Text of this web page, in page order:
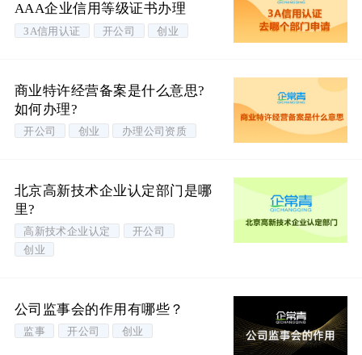
AAA企业信用等级证书办理
3A信用认证 开公司 创业
商业特许经营备案是什么意思?
如何办理?
开公司 创业 办理公司资质
北京高新技术企业认定部门是哪
里?
高新技术企业认定
开公司
创业
公司监事会的作用有哪些？
监事 开公司 创业